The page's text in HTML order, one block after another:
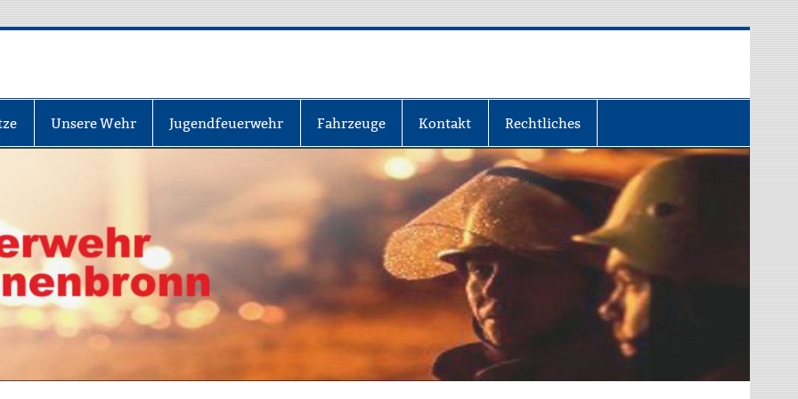
Unsere Wehr Jugendfeuerwehr Fahrzeuge Kontakt Rechtliches